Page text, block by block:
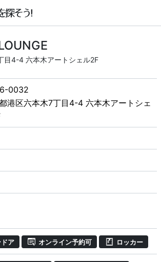
目4-4 六本木アートシェル2F
0032
港区六本木7丁目4-4 六本木アートシェ
ア オンライン予約可 ロッカー